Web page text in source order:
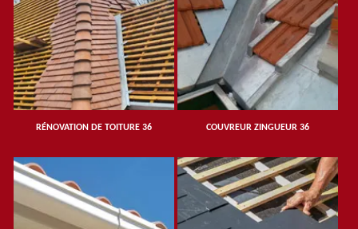
RÉNOVATION DE TOITURE 36 COUVREUR ZINGUEUR 36